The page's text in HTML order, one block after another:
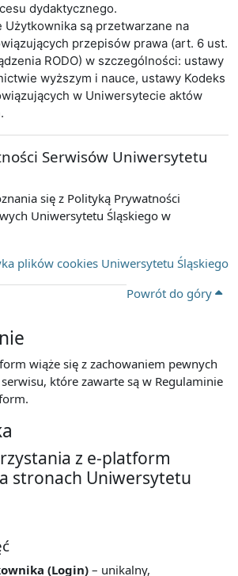
dydaktycznego.
Użytkownika są przetwarzane na
przepisów prawa (art. 6 ust.
RODO) w szczególności: ustawy
wyższym i nauce, ustawy Kodeks
w Uniwersytecie aktów
Serwisów Uniwersytetu
się z Polityką Prywatności
Uniwersytetu Śląskiego w
plików cookies Uniwersytetu Śląskiego
Powrót do góry
wiąże się z zachowaniem pewnych
które zawarte są w Regulaminie
z e-platform
stronach Uniwersytetu
(Login) – unikalny,